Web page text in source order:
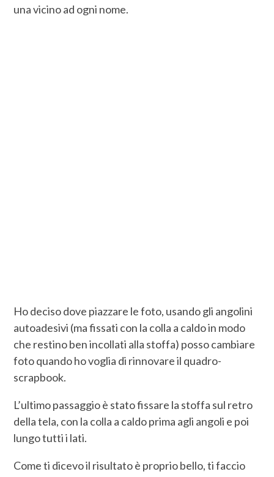
una vicino ad ogni nome.
Ho deciso dove piazzare le foto, usando gli angolini
autoadesivi (ma fissati con la colla a caldo in modo
che restino ben incollati alla stoffa) posso cambiare
foto quando ho voglia di rinnovare il quadro-
scrapbook.
L’ultimo passaggio è stato fissare la stoffa sul retro
della tela, con la colla a caldo prima agli angoli e poi
lungo tutti i lati.
Come ti dicevo il risultato è proprio bello, ti faccio